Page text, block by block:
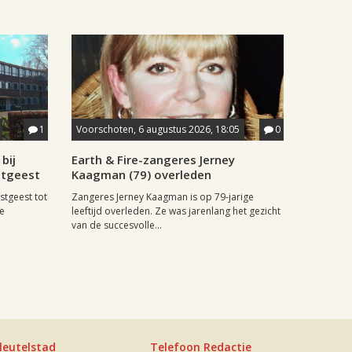
1
tot
Voorschoten, 6 augustus 2026, 18:05 0
Earth & Fire-zangeres Jerney
Kaagman (79) overleden
Zangeres Jerney Kaagman is op 79-jarige
leeftijd overleden. Ze was jarenlang het gezicht
van de succesvolle...
Telefoon Redactie